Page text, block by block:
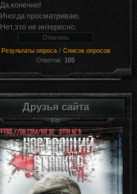
Да,конечно!
Иногда просматриваю.
Нет,это не интересно.
Результаты опроса/ Список опросов
Ответов: 105
Друзья сайта